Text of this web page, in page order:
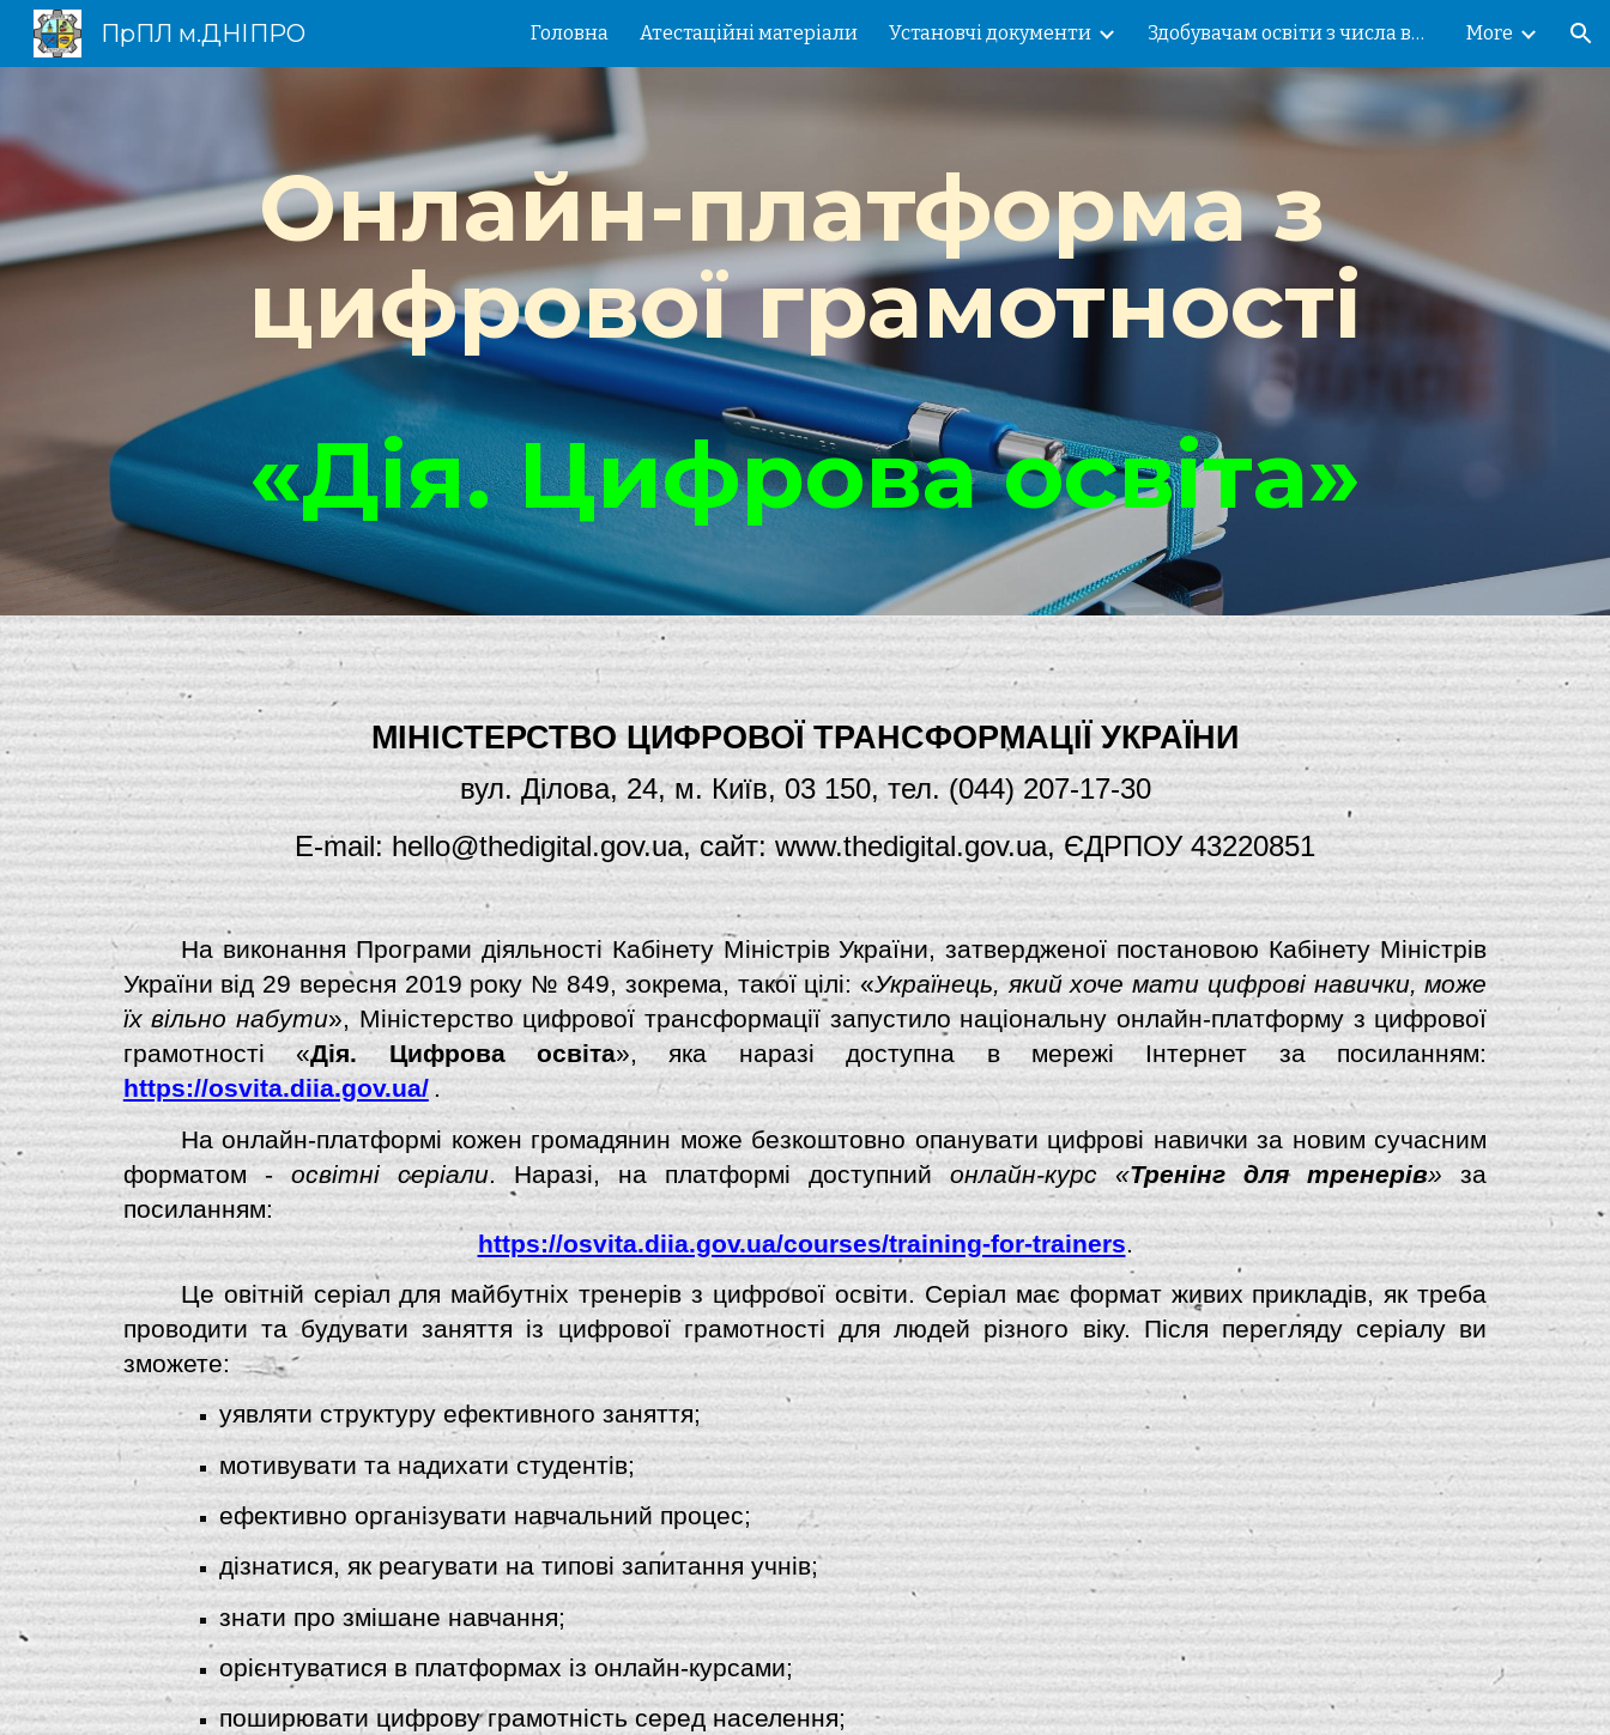
Skip to main content Skip to navigation
ПрПЛ м.ДНІПРО Головна Атестаційні матеріали Установчі документи Здобувачам освіти з числа внутрішньо переміщених осіб! More
Онлайн-платформа з
цифрової грамотності
«Дія. Цифрова освіта»
МІНІСТЕРСТВО ЦИФРОВОЇ ТРАНСФОРМАЦІЇ УКРАЇНИ
вул. Ділова, 24, м. Київ, 03 150, тел. (044) 207-17-30
E-mail: hello@thedigital.gov.ua, сайт: www.thedigital.gov.ua, ЄДРПОУ 43220851
На виконання Програми діяльності Кабінету Міністрів України, затвердженої постановою Кабінету Міністрів
України від 29 вересня 2019 року № 849, зокрема, такої цілі: «Українець, який хоче мати цифрові навички, може
їх вільно набути», Міністерство цифрової трансформації запустило національну онлайн-платформу з цифрової
грамотності «Дія. Цифрова освіта», яка наразі доступна в мережі Інтернет за посиланням:
https://osvita.diia.gov.ua/.
На онлайн-платформі кожен громадянин може безкоштовно опанувати цифрові навички за новим сучасним
форматом - освітні серіали. Наразі, на платформі доступнийонлайн-курс «Тренінг для тренерів»за
посиланням:
https://osvita.diia.gov.ua/courses/training-for-trainers.
Це овітній серіал для майбутніх тренерів з цифрової освіти. Серіал має формат живих прикладів, як треба
проводити та будувати заняття із цифрової грамотності для людей різного віку. Після перегляду серіалу ви
зможете:
уявляти структуру ефективного заняття;
мотивувати та надихати студентів;
ефективно організувати навчальний процес;
дізнатися, як реагувати на типові запитання учнів;
знати про змішане навчання;
орієнтуватися в платформах із онлайн-курсами;
поширювати цифрову грамотність серед населення;